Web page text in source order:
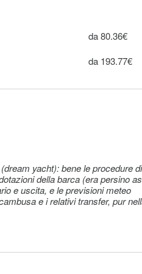
prenotazione)
prenotazione)
230€ (per
da 80.36€
da 193.77€
yacht): bene le procedure
della barca (era persino
e uscita, e le previsioni meteo
e i relativi transfer, pur
sentito un pò abbandonato a
della struttura di charter e
datata -. Su una barca di